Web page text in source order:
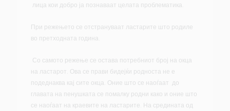
лица кои добро ја познаваат целата проблематика.
При режењето се отстрануваат ластарите што родиле
во претходната година.
Со самото режење се остава потребниот број на окца
на ластарот. Ова се прави бидејќи родноста не е
подеднаква кај сите окца. Оние што се наоѓаат до
главата на пенушката се помалку родни како и оние што
се наоѓаат на краевите на ластарите. На средината од